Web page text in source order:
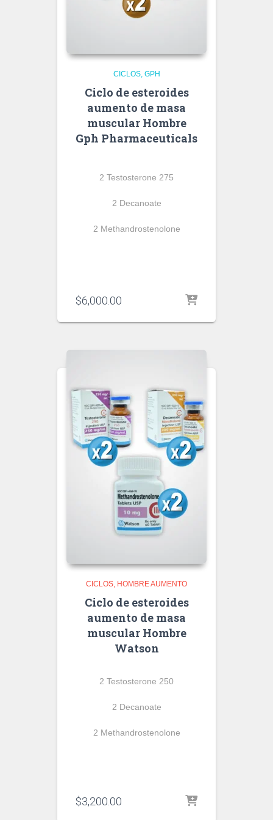
CICLOS GPH
Ciclo de esteroides
aumento de masa
muscular Hombre
Gph Pharmaceuticals
2 Testosterone 275
2 Decanoate
2 Methandrostenolone
$6,000.00
CICLOS HOMBRE AUMENTO
Ciclo de esteroides
aumento de masa
muscular Hombre
Watson
2 Testosterone 250
2 Decanoate
2 Methandrostenolone
$3,200.00